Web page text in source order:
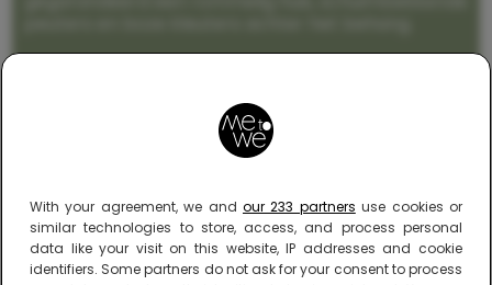
With your agreement, we and our 233 partners use cookies or
similar technologies to store, access, and process personal
data like your visit on this website, IP addresses and cookie
identifiers. Some partners do not ask for your consent to process